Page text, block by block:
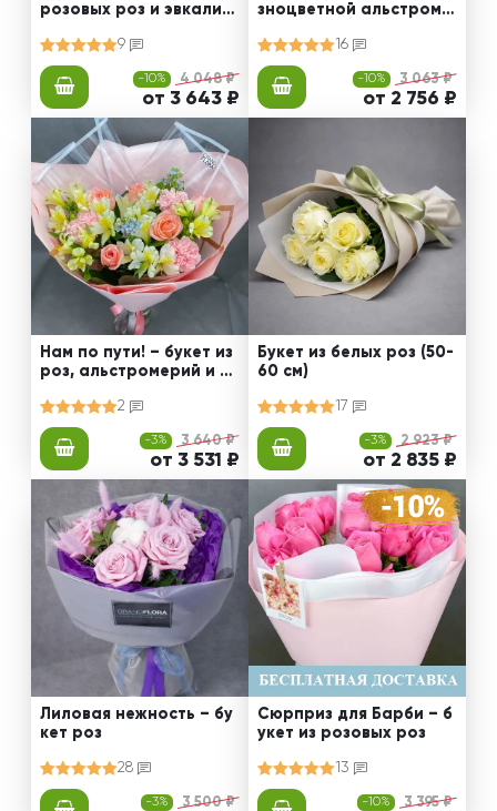
розовых роз и эвкалип
9
-10% 4 048 ₽
от 3 643 ₽
зноцветной альстроме
16
-10% 3 063 ₽
от 2 756 ₽
Нам по пути! – букет из
роз, альстромерий и д
2
-3% 3 640 ₽
от 3 531 ₽
Букет из белых роз (50-
60 см)
17
-3% 2 923 ₽
от 2 835 ₽
Лиловая нежность – бу
кет роз
28
-3% 3 500 ₽
Сюрприз для Барби – б
укет из розовых роз
13
-10% 3 395 ₽